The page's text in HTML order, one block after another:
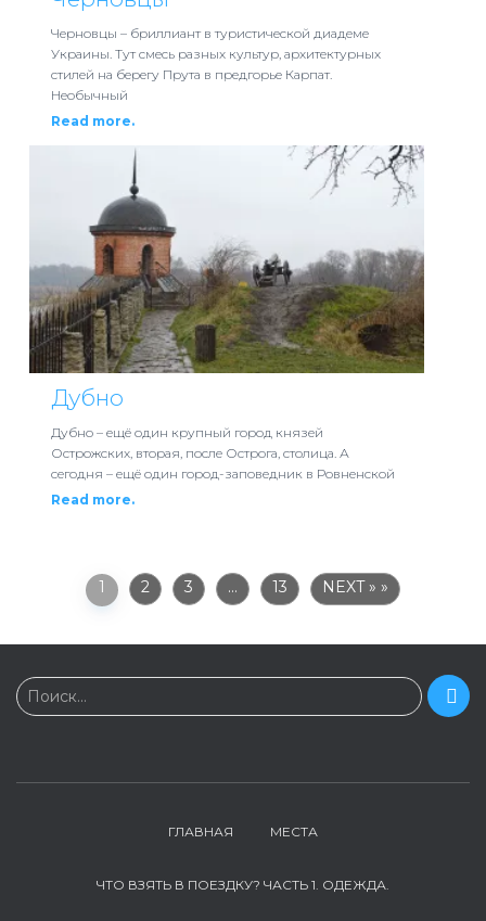
Черновцы – бриллиант в туристической диадеме
Украины. Тут смесь разных культур, архитектурных
стилей на берегу Прута в предгорье Карпат.
Необычный
Read more.
Дубно
Дубно – ещё один крупный город князей
Острожских, вторая, после Острога, столица. А
сегодня – ещё один город-заповедник в Ровненской
Read more.
1 2 3 … 13 NEXT »
Н
а
и
Поиск…
ГЛАВНАЯ МЕСТА
ЧТО ВЗЯТЬ В ПОЕЗДКУ? ЧАСТЬ 1. ОДЕЖДА.